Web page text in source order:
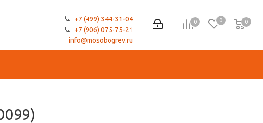
0 0 0
0
+7 (499) 344-31-04
+7 (906) 075-75-21
info@mosobogrev.ru